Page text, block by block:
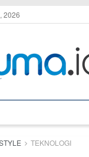
2026
TEKNOLOGI